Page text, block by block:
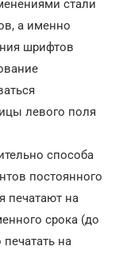
стали
а именно
шрифтов
левого поля
способа
постоянного
печатают на
срока (до
на